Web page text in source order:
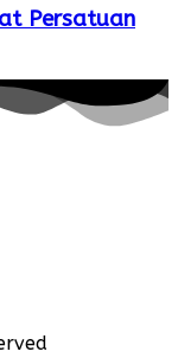
Persatuan